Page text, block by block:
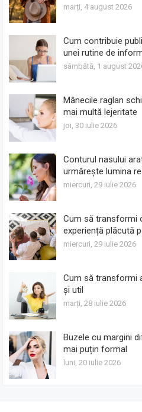
marți, 4 august 2026
Cum contribuie
unei rutine de
sâmbătă, 1 august
Mânecile raglan
mai multă lejeritate
joi, 30 iulie 2026
Conturul nasului
urmărește lumina
miercuri, 29 iulie 2026
Cum să transformi
experiență plăcută
miercuri, 29 iulie 2026
Cum să transformi
și util
marți, 28 iulie 2026
Buzele cu margini
mai puțin formal
luni, 20 iulie 2026